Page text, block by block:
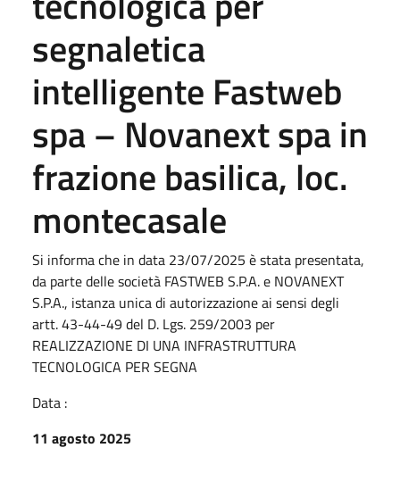
segnaletica
intelligente Fastweb
spa – Novanext spa in
frazione basilica, loc.
montecasale
Si informa che in data 23/07/2025 è stata presentata,
da parte delle società FASTWEB S.P.A. e NOVANEXT
S.P.A., istanza unica di autorizzazione ai sensi degli
artt. 43-44-49 del D. Lgs. 259/2003 per
REALIZZAZIONE DI UNA INFRASTRUTTURA
TECNOLOGICA PER SEGNA
Data :
11 agosto 2025